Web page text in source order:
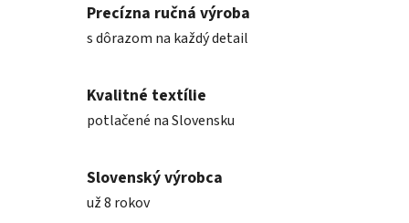
Precízna ručná výroba
s dôrazom na každý detail
Kvalitné textílie
potlačené na Slovensku
Slovenský výrobca
už 8 rokov